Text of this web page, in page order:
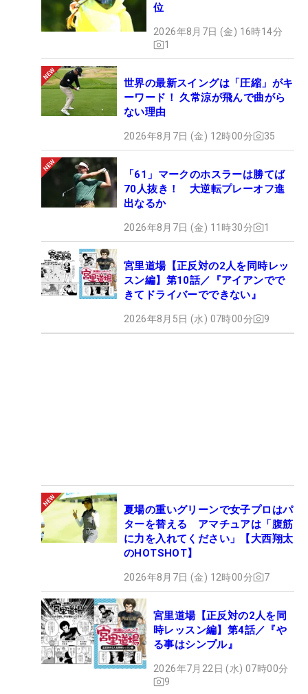
位
2026年8月7日 (金) 16時14分
1
世界の最新スイングは「圧縮」がキ
ーワード！ 久常涼が飛んで曲がら
ない理由
2026年8月7日 (金) 12時00分 35
「61」マークのホスラーは勝てば
70人抜き！ 大逆転プレーオフ進
出なるか
2026年8月7日 (金) 11時30分 1
宮里道場【正反対の2人を同時レッ
スン編】第10話／『アイアンでで
きてドライバーでできない』
2026年8月5日 (水) 07時00分 9
夏場の重いグリーンで女子プロはパ
ターを替える アマチュアは「腹筋
に力を入れてください」【大西翔太
のHOTSHOT】
2026年8月7日 (金) 12時00分 7
宮里道場【正反対の2人を同
時レッスン編】第4話／『や
る事はシンプル』
2026年7月22日 (水) 07時00分
9